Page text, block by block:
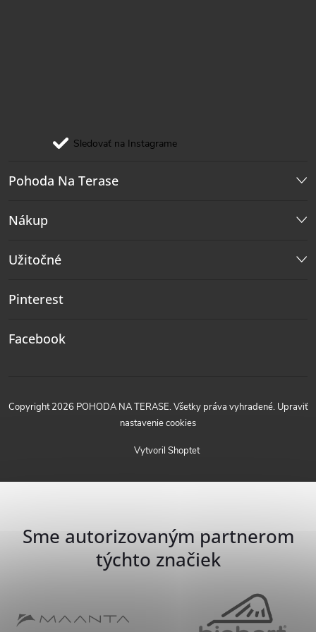
Sledovať na Instagrame
Pohoda Na Terase
Nákup
Užitočné
Pinterest
Facebook
Vytvoril Shoptet
Copyright 2026 POHODA NA TERASE. Všetky práva vyhradené. Upraviť
nastavenie cookies
Sme autorizovaným partnerom
týchto značiek